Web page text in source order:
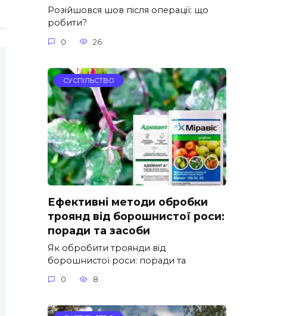
Розійшовся шов після операції: що
робити?
0 26
СУСПІЛЬСТВО
Ефективні методи обробки
троянд від борошнистої роси:
поради та засоби
Як обробити троянди від
борошнистої роси: поради та
0 8